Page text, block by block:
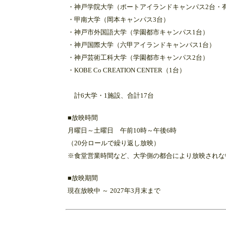
・神戸学院大学（ポートアイランドキャンパス2台・
・甲南大学（岡本キャンパス3台）
・神戸市外国語大学（学園都市キャンパス1台）
・神戸国際大学（六甲アイランドキャンパス1台）
・神戸芸術工科大学（学園都市キャンパス2台）
・KOBE Co CREATION CENTER（1台）
計6大学・1施設、合計17台
■放映時間
月曜日～土曜日 午前10時～午後6時
（20分ロールで繰り返し放映）
※食堂営業時間など、大学側の都合により放映され
■放映期間
現在放映中 ～ 2027年3月末まで